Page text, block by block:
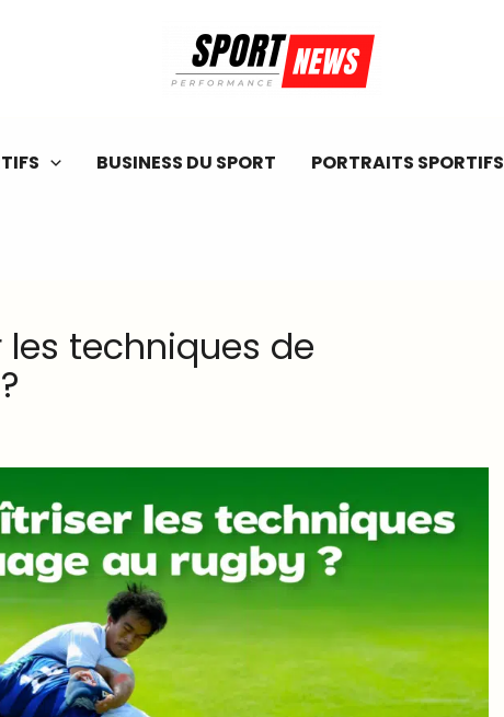
BUSINESS DU SPORT PORTRAITS SPORTIFS
techniques de